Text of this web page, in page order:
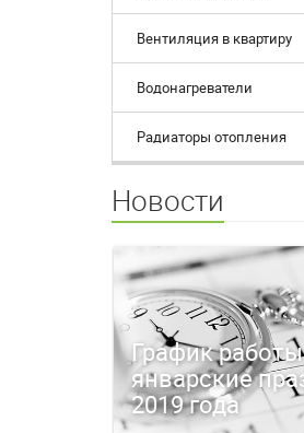
Вентиляция в квартиру
Водонагреватели
Радиаторы отопления
Новости
График
январские
2019 года